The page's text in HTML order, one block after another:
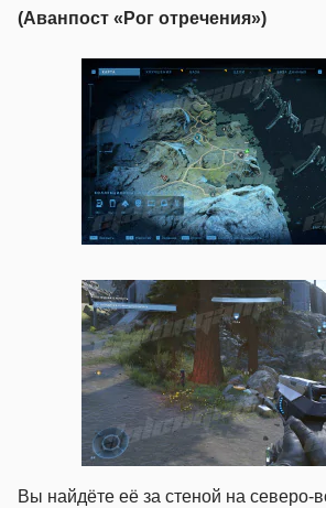
(Аванпост «Рог отречения»)
Вы найдёте её за стеной на северо-